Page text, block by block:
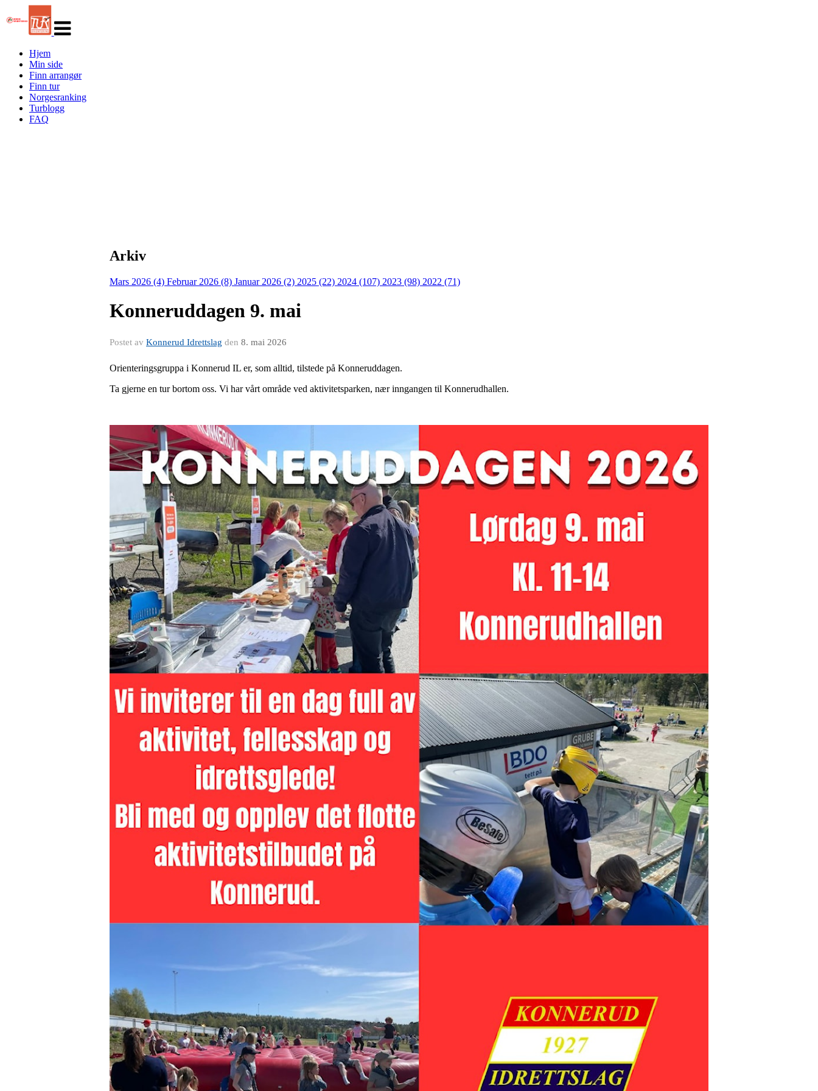
navigasjon
Hjem
Min side
Finn arrangør
Finn tur
Norgesranking
Turblogg
FAQ
Arkiv
Mars 2026 (4) Februar 2026 (8) Januar 2026 (2) 2025 (22) 2024 (107) 2023 (98) 2022 (71)
Konneruddagen 9. mai
Postet av Konnerud Idrettslag den 8. mai 2026
Orienteringsgruppa i Konnerud IL er, som alltid, tilstede på Konneruddagen.
Ta gjerne en tur bortom oss. Vi har vårt område ved aktivitetsparken, nær inngangen til Konnerudhallen.